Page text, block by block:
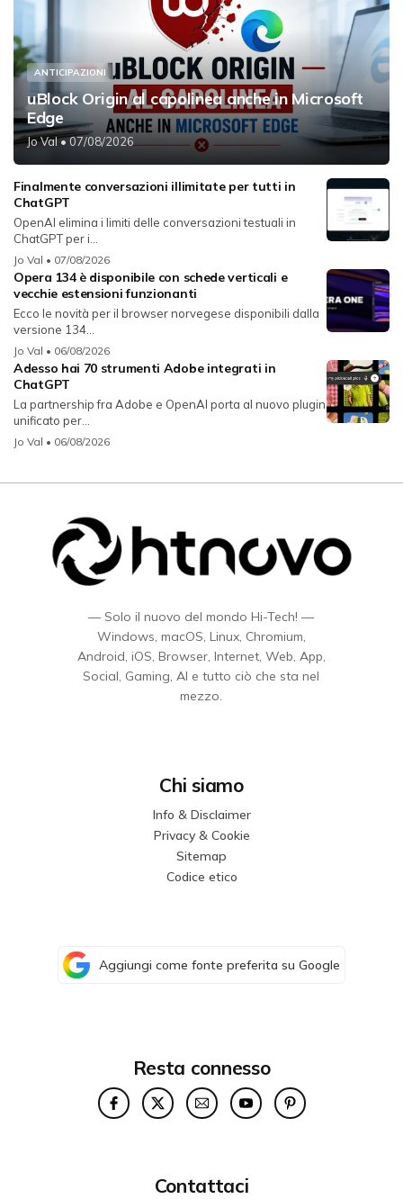
ANTICIPAZIONI
uBlock Origin al capolinea anche in Microsoft
Edge
Jo Val• 07/08/2026
Finalmente conversazioni illimitate per tutti in
ChatGPT
OpenAI elimina i limiti delle conversazioni testuali in
ChatGPT per i...
Jo Val • 07/08/2026
Opera 134 è disponibile con schede verticali e
vecchie estensioni funzionanti
Ecco le novità per il browser norvegese disponibili dalla
versione 134...
Jo Val • 06/08/2026
Adesso hai 70 strumenti Adobe integrati in
ChatGPT
La partnership fra Adobe e OpenAI porta al nuovo plugin
unificato per...
Jo Val • 06/08/2026
— Solo il nuovo del mondo Hi-Tech! —
Windows, macOS, Linux, Chromium,
Android, iOS, Browser, Internet, Web, App,
Social, Gaming, AI e tutto ciò che sta nel
mezzo.
Chi siamo
Info & Disclaimer
Privacy & Cookie
Sitemap
Codice etico
Aggiungi come fonte preferita su Google
Resta connesso
Contattaci